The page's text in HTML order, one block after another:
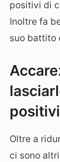
positivi di
Inoltre fa
suo battito
Oltre a
ci sono